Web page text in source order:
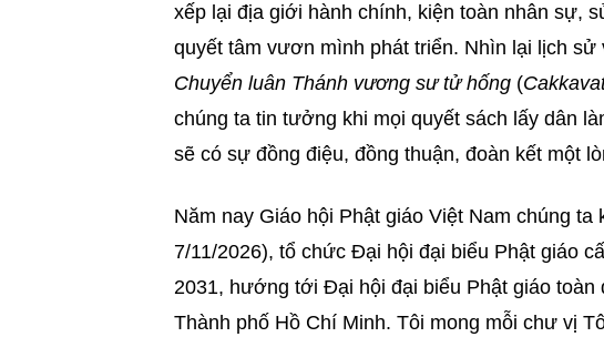
xếp lại địa giới hành chính, kiện toàn nhân sự,
quyết tâm vươn mình phát triển. Nhìn lại lịch
Chuyển luân Thánh vương sư tử hống (
chúng ta tin tưởng khi mọi quyết sách lấy dân
sẽ có sự đồng điệu, đồng thuận, đoàn kết một
Năm nay Giáo hội Phật giáo Việt Nam chúng
7/11/2026), tổ chức Đại hội đại biểu Phật giáo
2031, hướng tới Đại hội đại biểu Phật giáo
Thành phố Hồ Chí Minh. Tôi mong mỗi chư vị